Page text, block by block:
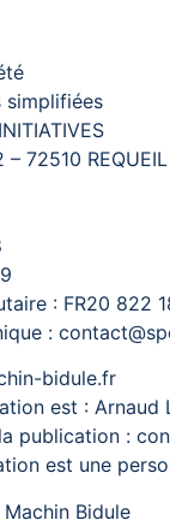
simplifiées
– 72510 REQUEIL
: FR20 822
:
bidule.fr
est : Arnaud
publication :
est une
Bidule